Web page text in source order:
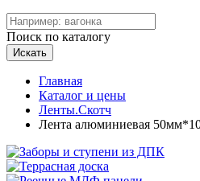
Поиск по каталогу
Искать
Главная
Каталог и цены
Ленты.Скотч
Лента алюминиевая